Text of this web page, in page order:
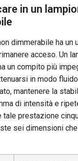
in un
dimmerabile ha un
acceso. Un
un compito più
in modo
mantenere la
di intensità e
tale prestazione
sei dimensioni